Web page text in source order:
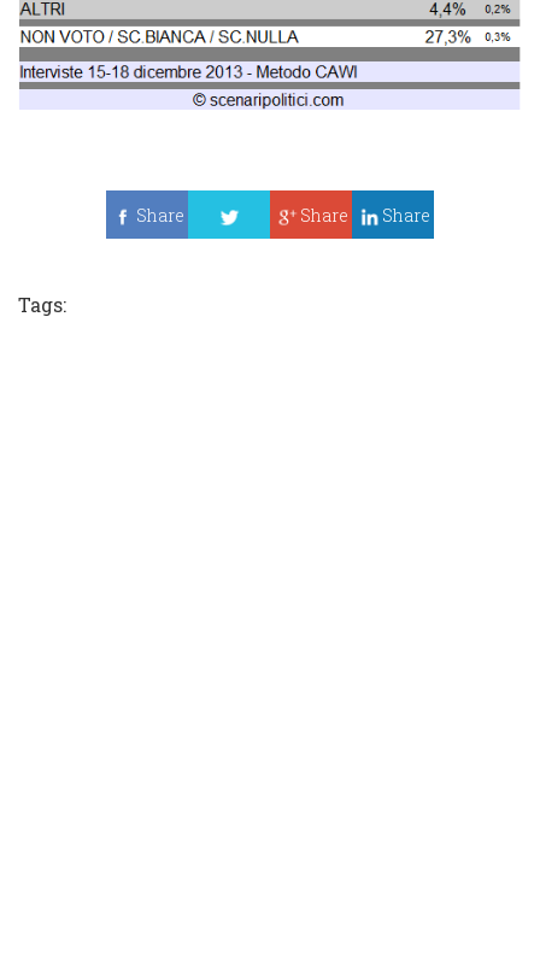
Share
Share Share
Tags: